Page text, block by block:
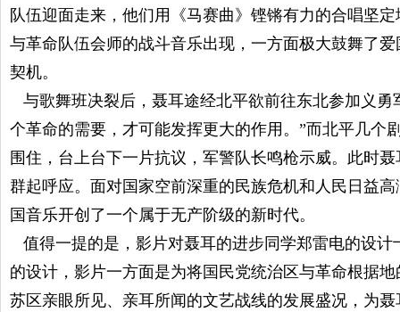
队伍迎面走来，他们用《马赛曲》铿锵有力的合唱坚
与革命队伍会师的战斗音乐出现，一方面极大鼓舞了
契机。
与歌舞班决裂后，聂耳途经北平欲前往东北参加义勇
个革命的需要，才可能发挥更大的作用。”而北平几个
围住，台上台下一片抗议，军警队长鸣枪示威。此时
群起呼应。面对国家空前深重的民族危机和人民日益
国音乐开创了一个属于无产阶级的新时代。
值得一提的是，影片对聂耳的进步同学郑雷电的设
的设计，影片一方面是为将国民党统治区与革命根据
苏区亲眼所见、亲耳所闻的文艺战线的发展盛况，为